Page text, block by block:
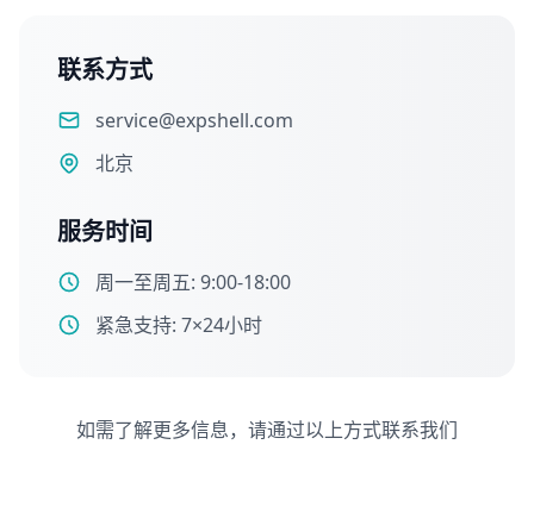
联系方式
service@expshell.com
北京
服务时间
周一至周五: 9:00-18:00
紧急支持: 7×24小时
如需了解更多信息，请通过以上方式联系我们